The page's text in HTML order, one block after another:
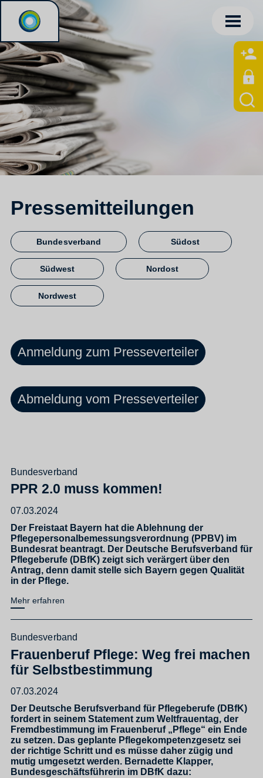
Pressemitteilungen
Bundesverband Südost
Südwest Nordost
Nordwest
Anmeldung zum Presseverteiler
Abmeldung vom Presseverteiler
Bundesverband
PPR 2.0 muss kommen!
07.03.2024
Der Freistaat Bayern hat die Ablehnung der
Pflegepersonalbemessungsverordnung (PPBV) im
Bundesrat beantragt. Der Deutsche Berufsverband für
Pflegeberufe (DBfK) zeigt sich verärgert über den
Antrag, denn damit stelle sich Bayern gegen Qualität
in der Pflege.
Mehr erfahren
Bundesverband
Frauenberuf Pflege: Weg frei machen
für Selbstbestimmung
07.03.2024
Der Deutsche Berufsverband für Pflegeberufe (DBfK)
fordert in seinem Statement zum Weltfrauentag, der
Fremdbestimmung im Frauenberuf „Pflege“ ein Ende
zu setzen. Das geplante Pflegekompetenzgesetz sei
der richtige Schritt und es müsse daher zügig und
mutig umgesetzt werden. Bernadette Klapper,
Bundesgeschäftsführerin im DBfK dazu: